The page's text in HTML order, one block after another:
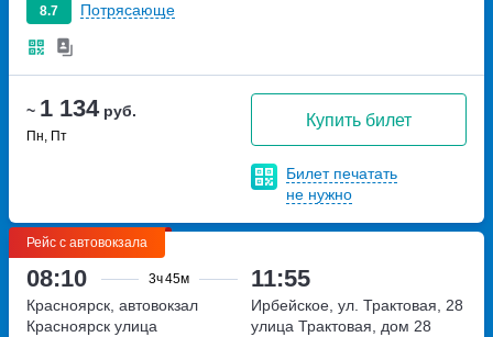
~ 1 134руб.
Пн, Пт
Купить билет
Билет печатать
не нужно
8.7 Потрясающе
Рейс с автовокзала
08:10 3ч45м 11:55
Красноярск, автовокзал
Красноярск улица
Ирбейское, ул. Трактовая, 28
улица Трактовая, дом 28